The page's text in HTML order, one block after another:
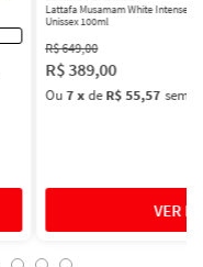
Lattafa Musamam White Intense
Unissex 100ml
R$649,00
R$389,00
Ou7xdeR$ 55,57 sem